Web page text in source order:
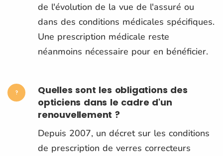
de l'évolution de la vue de l'assuré ou
dans des conditions médicales spécifiques.
Une prescription médicale reste
néanmoins nécessaire pour en bénéficier.
Quelles sont les obligations des
opticiens dans le cadre d'un
renouvellement ?
Depuis 2007, un décret sur les conditions
de prescription de verres correcteurs